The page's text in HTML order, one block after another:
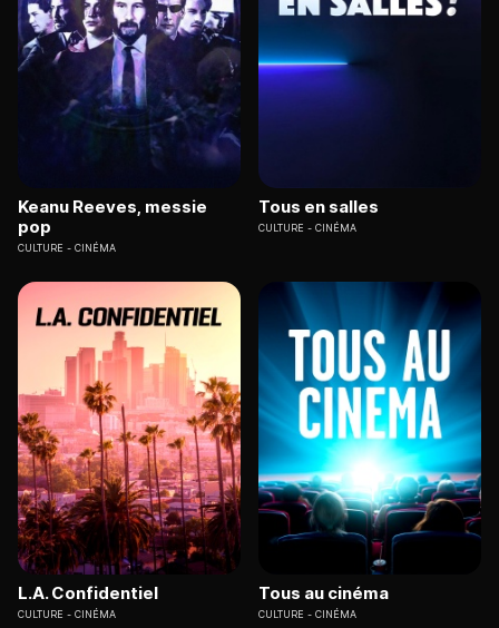
Keanu Reeves, messie
pop
CULTURE CINÉMA
Tous en salles
CULTURE CINÉMA
L.A. Confidentiel
CULTURE CINÉMA
Tous au cinéma
CULTURE CINÉMA